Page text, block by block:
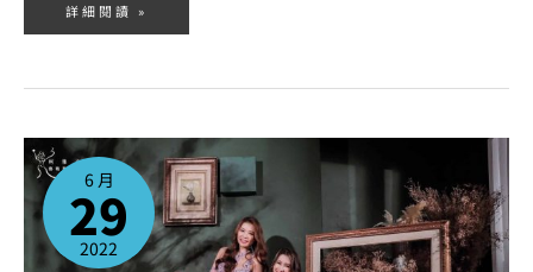
詳細閱讀 »
6 月
29
2022
2022
年
6
肚
皮
舞
課
程，
實